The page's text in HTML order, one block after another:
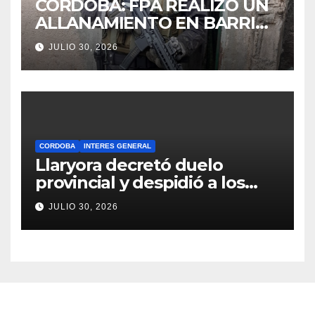
CÓRDOBA: FPA REALIZÓ UN
ALLANAMIENTO EN BARRIO
VILLA BOEDO RELACIONADO
CON UNA CAUSA DE DROGAS
EN LA CÁRCEL DE BOUWER
JULIO 30, 2026
CORDOBA INTERES GENERAL
Llaryora decretó duelo
provincial y despidió a los
bomberos cordobeses
fallecidos en la tragedia
aérea de San Juan
JULIO 30, 2026